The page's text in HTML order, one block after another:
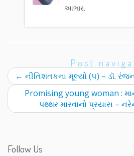
આભાર.
Post
← નીતિશતકના મૂલ્યો (૫) – ડૉ.
Promising young woman :
પથ્થર મારવાનો પ્રયાસ –
Follow Us